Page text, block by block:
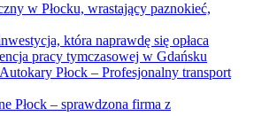
w Płocku, wrastający paznokieć,
która naprawdę się opłaca
pracy tymczasowej w Gdańsku
Płock – Profesjonalny transport
Płock – sprawdzona firma z